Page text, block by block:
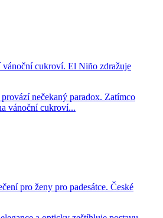
vánoční cukroví. El Niño zdražuje
nečekaný paradox. Zatímco
vánoční cukroví...
pro ženy pro padesátce. České